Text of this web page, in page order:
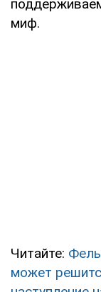
миф.
Читайте:
может